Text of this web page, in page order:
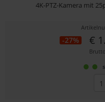
4K-PTZ-Kamera mit
-27% €